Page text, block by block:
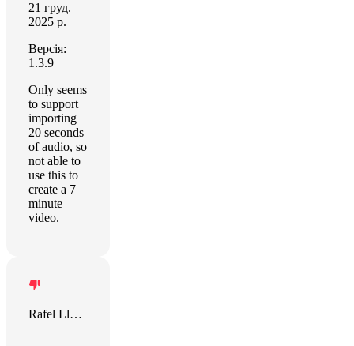
21 груд.
2025 р.
Версія:
1.3.9
Only seems
to support
importing
20 seconds
of audio, so
not able to
use this to
create a 7
minute
video.
Rafel Llevat